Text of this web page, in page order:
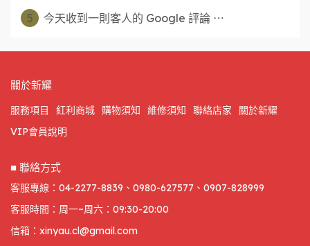
5 今天收到一則客人的 Google 評論 ⋯
關於新耀
服務項目 紅利商城 購物須知 維修須知 聯絡店家
關於新耀
VIP會員說明
■ 聯絡方式
客服專線：04-2277-8839、0980-627577、0907-828999
客服時間：周一~周六：09:30-20:00
信箱：xinyau.cl@gmail.com